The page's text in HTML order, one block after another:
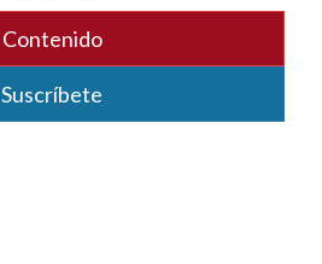
Contenido
Suscríbete